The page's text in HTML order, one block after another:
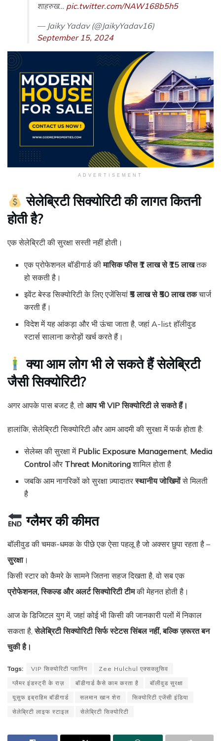
शाहरुख… pic.twitter.com/NAW168b5h5
— Jaiky Yadav (@JaikyYadav16)
September 15, 2024
ADVERTISEMENT
सेलेब्रिटी सिक्योरिटी की लागत कितनी
होती है?
एक सेलेब्रिटी की सुरक्षा सस्ती नहीं होती।
एक प्रोफेशनल बॉडीगार्ड कीमासिक फीस ₹1 लाख से ₹15 लाखतक
हो सकती है।
इवेंट बेस्ड सिक्योरिटी के लिए एजेंसियां₹5 लाख से ₹50 लाख तकचार्ज
करती हैं।
विदेश में यह आंकड़ा और भी ऊंचा जाता है, जहां A-list हॉलीवुड
स्टार्स सालाना करोड़ों खर्च करते हैं।
क्या आम लोग भी ले सकते हैं सेलेब्रिटी
जैसी सिक्योरिटी?
अगर आपके पास बजट है, तो आप भी VIP सिक्योरिटी ले सकते हैं।
हालांकि, सेलेब्रिटी सिक्योरिटी और आम आदमी की सुरक्षा में फर्क होता है:
सेलेब्स की सुरक्षा में Public Exposure Management Media
Control और Threat Monitoringशामिल होता है
जबकि आम नागरिकों को सुरक्षा ज़्यादातरस्थानीय जोखिमोंसे मिलती
है
ग्लैमर की कीमत
बॉलीवुड की चमक-धमक के पीछे एक ऐसा पहलू है जो अक्सर छुपा रहता है –
सुरक्षा।
किसी स्टार को कैमरे के सामने जितना सहज दिखता है, वो सब एक
प्रोफेशनल, स्किल्ड और अलर्ट सिक्योरिटी टीमकी मेहनत होती है।
आज के डिजिटल युग में, जहां कोई भी किसी की जानकारी पलों में निकाल
सकता है,सेलेब्रिटी सिक्योरिटी सिर्फ स्टेटस सिंबल नहीं, बल्कि ज़रूरत बन
चुकी है।
Tags: VIP सिक्योरिटी प्लानिंग
Zee Hulchul एक्सक्लूसिव
ग्लैमर इंडस्ट्री के राज़
बॉडीगार्ड कैसे काम करता है
बॉलीवुड सुरक्षा
यूसुफ इब्राहिम बॉडीगार्ड
सलमान खान शेरा
सिक्योरिटी एजेंसी इंडिया
सेलेब्रिटी लाइफ स्टाइल
सेलेब्रिटी सिक्योरिटी